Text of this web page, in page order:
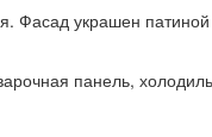
украшен патиной
панель,